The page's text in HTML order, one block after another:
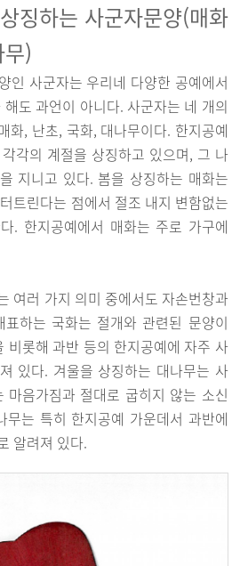
징하는 사군자문양(매화
무)
인 사군자는 우리네 다양한 공예에서
도 과언이 아니다. 사군자는 네 개의
화, 난초, 국화, 대나무이다. 한지공예
각의 계절을 상징하고 있으며, 그 나
지니고 있다. 봄을 상징하는 매화는
트린다는 점에서 절조 내지 변함없는
. 한지공예에서 매화는 주로 가구에
여러 가지 의미 중에서도 자손번창과
하는 국화는 절개와 관련된 문양이
비롯해 과반 등의 한지공예에 자주 사
있다. 겨울을 상징하는 대나무는 사
마음가짐과 절대로 굽히지 않는 소신
무는 특히 한지공예 가운데서 과반에
알려져 있다.